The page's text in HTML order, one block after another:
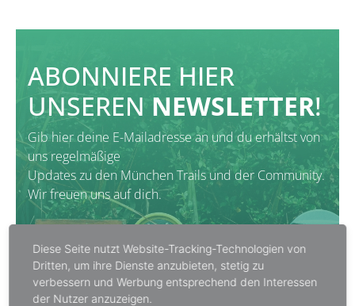
ABONNIERE HIER
UNSEREN NEWSLETTER!
Gib hier deine E-Mailadresse an und du erhältst von
uns regelmäßige
Updates zu den München Trails und der Community.
Wir freuen uns auf dich.
ABONNIEREN
Diese Seite nutzt Website-Tracking-Technologien von
Dritten, um ihre Dienste anzubieten, stetig zu
verbessern und Werbung entsprechend den Interessen
der Nutzer anzuzeigen.